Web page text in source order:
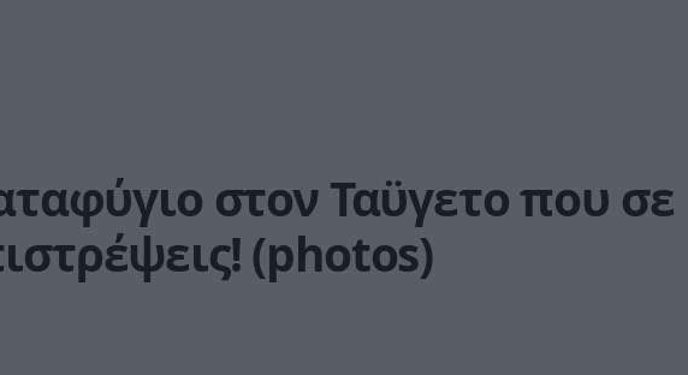
στον Ταϋγετο που σε
(photos)